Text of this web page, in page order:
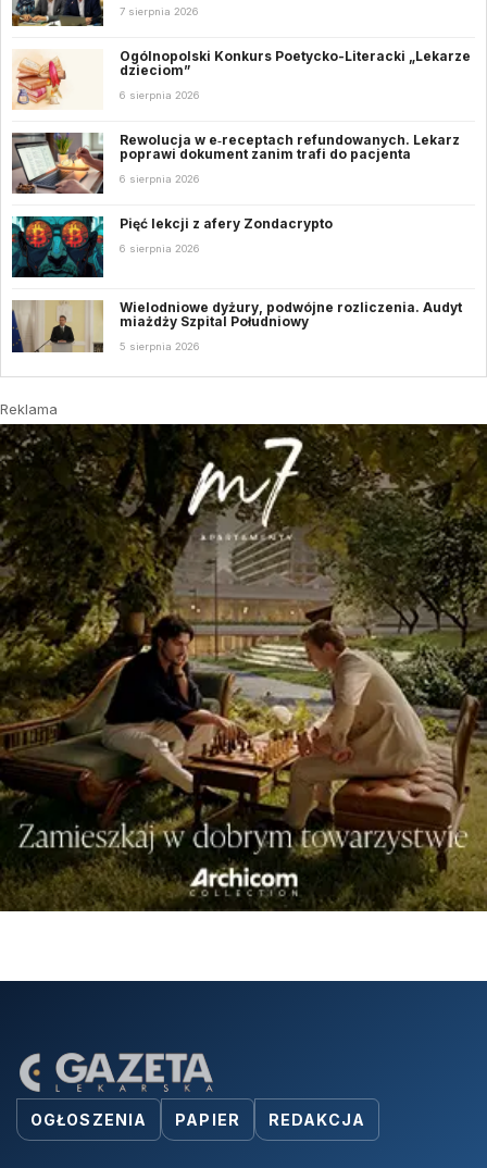
7 sierpnia 2026
Ogólnopolski Konkurs Poetycko-Literacki „Lekarze
dzieciom”
6 sierpnia 2026
Rewolucja w e‑receptach refundowanych. Lekarz
poprawi dokument zanim trafi do pacjenta
6 sierpnia 2026
Pięć lekcji z afery Zondacrypto
6 sierpnia 2026
Wielodniowe dyżury, podwójne rozliczenia. Audyt
miażdży Szpital Południowy
5 sierpnia 2026
Reklama
OGŁOSZENIA PAPIER REDAKCJA